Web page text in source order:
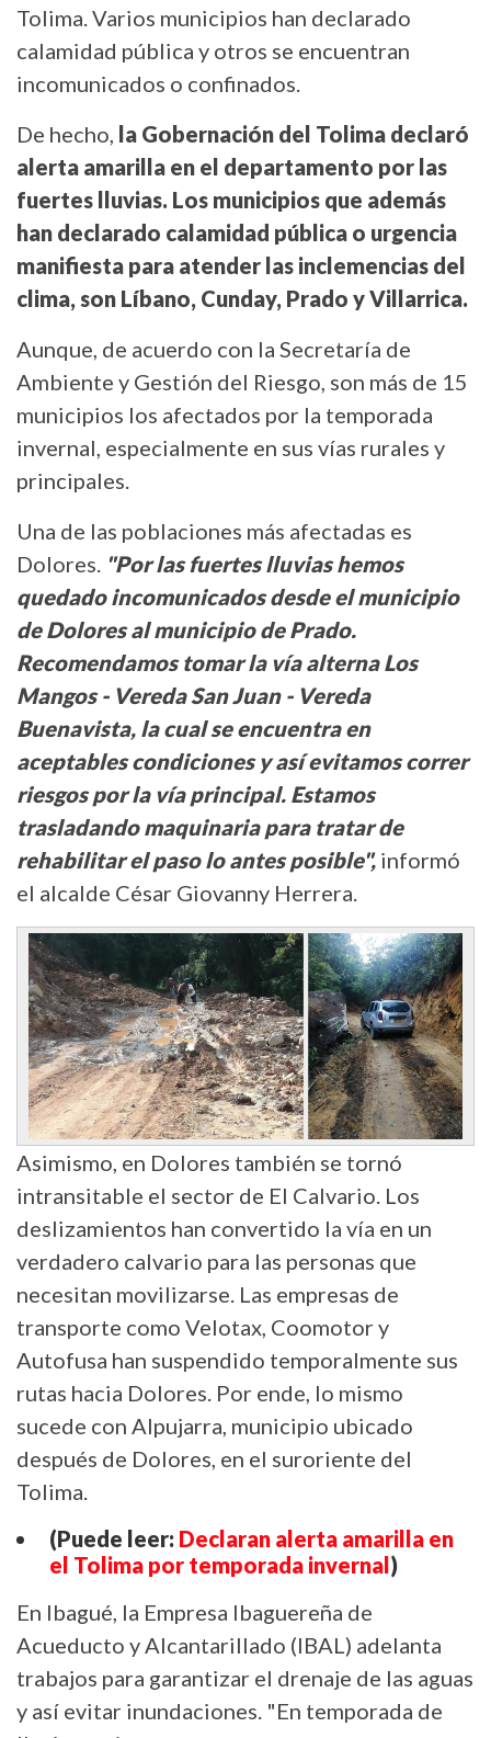
Tolima. Varios municipios han declarado
calamidad pública y otros se encuentran
incomunicados o confinados.
De hecho, la Gobernación del Tolima declaró
alerta amarilla en el departamento por las
fuertes lluvias. Los municipios que además
han declarado calamidad pública o urgencia
manifiesta para atender las inclemencias del
clima, son Líbano, Cunday, Prado y Villarrica.
Aunque, de acuerdo con la Secretaría de
Ambiente y Gestión del Riesgo, son más de 15
municipios los afectados por la temporada
invernal, especialmente en sus vías rurales y
principales.
Una de las poblaciones más afectadas es
Dolores. "Por las fuertes lluvias hemos
quedado incomunicados desde el municipio
de Dolores al municipio de Prado.
Recomendamos tomar la vía alterna Los
Mangos - Vereda San Juan - Vereda
Buenavista, la cual se encuentra en
aceptables condiciones y así evitamos correr
riesgos por la vía principal. Estamos
trasladando maquinaria para tratar de
rehabilitar el paso lo antes posible", informó
el alcalde César Giovanny Herrera.
Asimismo, en Dolores también se tornó
intransitable el sector de El Calvario. Los
deslizamientos han convertido la vía en un
verdadero calvario para las personas que
necesitan movilizarse. Las empresas de
transporte como Velotax, Coomotor y
Autofusa han suspendido temporalmente sus
rutas hacia Dolores. Por ende, lo mismo
sucede con Alpujarra, municipio ubicado
después de Dolores, en el suroriente del
Tolima.
(Puede leer: Declaran alerta amarilla en
el Tolima por temporada invernal)
En Ibagué, la Empresa Ibaguereña de
Acueducto y Alcantarillado (IBAL) adelanta
trabajos para garantizar el drenaje de las aguas
y así evitar inundaciones. "En temporada de